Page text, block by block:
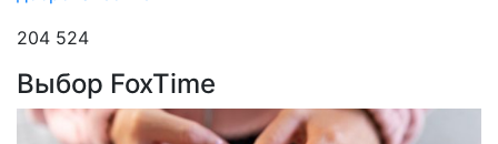
204 524
Выбор FoxTime